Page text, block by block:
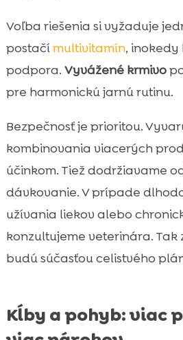
Voľba riešenia si vyžaduje
postačímultivitamín, inokedy
podpora. Vyvážené krmivo
pre harmonickú jarnú rutinu.
Bezpečnosť je prioritou.
kombinovania viacerých
účinkom. Tiež dodržiavame
dávkovanie. V prípade
užívania liekov alebo
konzultujeme veterinára. Tak
budú súčasťou celistvého
Kĺby a pohyb: viac